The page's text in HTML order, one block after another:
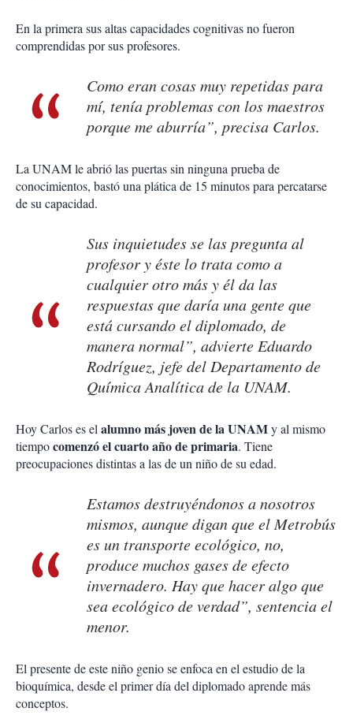
En la primera sus altas capacidades cognitivas no fueron
comprendidas por sus profesores.
Como eran cosas muy repetidas para
mí, tenía problemas con los maestros
porque me aburría”, precisa Carlos.
La UNAM le abrió las puertas sin ninguna prueba de
conocimientos, bastó una plática de 15 minutos para percatarse
de su capacidad.
Sus inquietudes se las pregunta al
profesor y éste lo trata como a
cualquier otro más y él da las
respuestas que daría una gente que
está cursando el diplomado, de
manera normal”, advierte Eduardo
Rodríguez, jefe del Departamento de
Química Analítica de la UNAM.
Hoy Carlos es el alumno más joven de la UNAMy al mismo
tiempocomenzó el cuarto año de primaria. Tiene
preocupaciones distintas a las de un niño de su edad.
Estamos destruyéndonos a nosotros
mismos, aunque digan que el Metrobús
es un transporte ecológico, no,
produce muchos gases de efecto
invernadero. Hay que hacer algo que
sea ecológico de verdad”, sentencia el
menor.
El presente de este niño genio se enfoca en el estudio de la
bioquímica, desde el primer día del diplomado aprende más
conceptos.